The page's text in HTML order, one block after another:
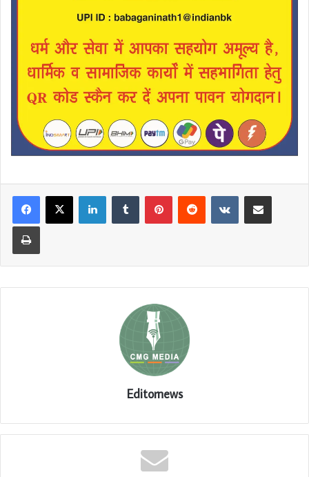
LinkedInTumblr PinterestReddit VKontakteShare via Email
Print
Editornews